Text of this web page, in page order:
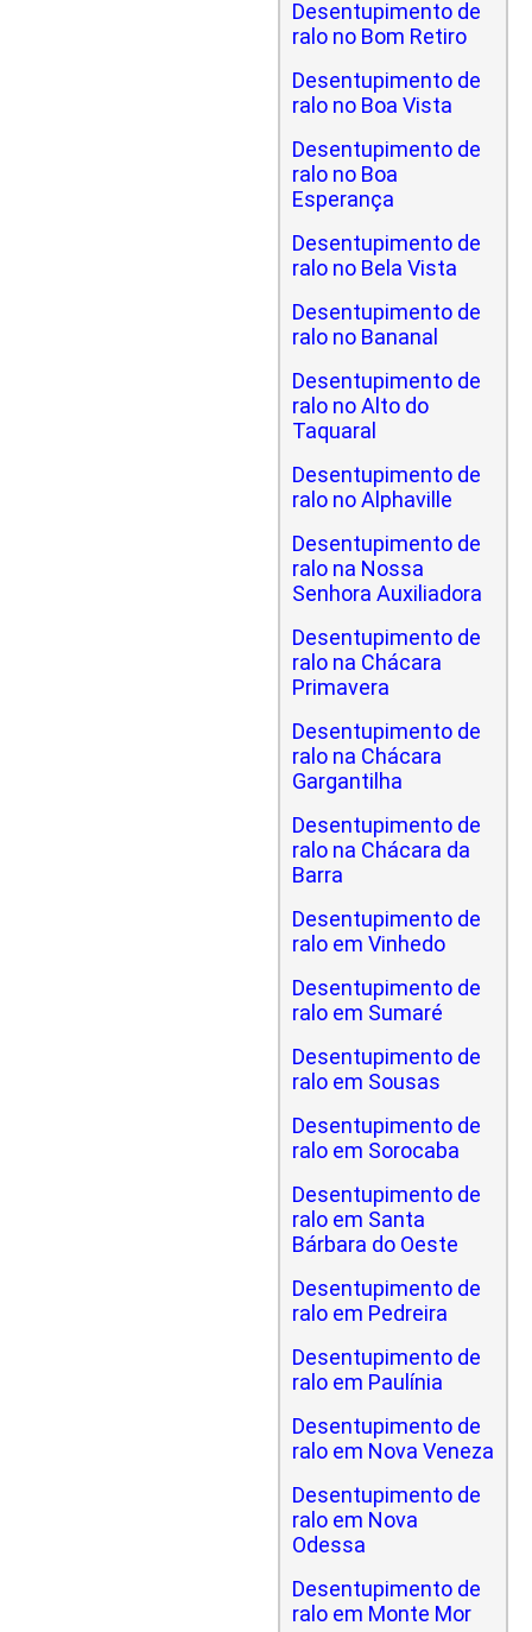
Desentupimento de
ralo no Bom Retiro
Desentupimento de
ralo no Boa Vista
Desentupimento de
ralo no Boa
Esperança
Desentupimento de
ralo no Bela Vista
Desentupimento de
ralo no Bananal
Desentupimento de
ralo no Alto do
Taquaral
Desentupimento de
ralo no Alphaville
Desentupimento de
ralo na Nossa
Senhora Auxiliadora
Desentupimento de
ralo na Chácara
Primavera
Desentupimento de
ralo na Chácara
Gargantilha
Desentupimento de
ralo na Chácara da
Barra
Desentupimento de
ralo em Vinhedo
Desentupimento de
ralo em Sumaré
Desentupimento de
ralo em Sousas
Desentupimento de
ralo em Sorocaba
Desentupimento de
ralo em Santa
Bárbara do Oeste
Desentupimento de
ralo em Pedreira
Desentupimento de
ralo em Paulínia
Desentupimento de
ralo em Nova Veneza
Desentupimento de
ralo em Nova
Odessa
Desentupimento de
ralo em Monte Mor